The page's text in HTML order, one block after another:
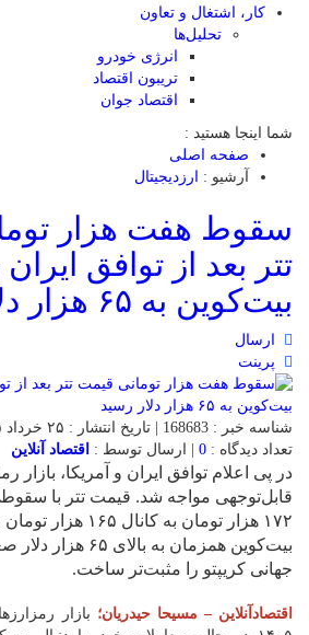
کار، اشتغال و تعاون
تحلیل‌ها
انرژی خودرو
تریبون اقتصاد
اقتصاد جوان
شما اینجا هستید :
صفحه اصلی
آرشیو :
ارزدیجیتال
سقوط هفت هزار
تتر بعد از توافق
بیت‌کوین به ۶۵ هزار دلار رسید
ارسال
پرینت
تعداد دیدگاه : 0 | ارسال توسط : اقتصاد آنلاین
در پی اعلام توافق ایران و آمریکا، بازار
قابل‌توجهی مواجه شد. قیمت تتر با
۱۷۲ هزار تومان به
بیت‌کوین همزمان به
جهانی کریپتو را مثبت‌تر ساخت.
اقتصادآنلاین – مسیحا حیدریان؛